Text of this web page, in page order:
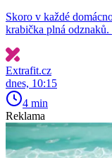
Skoro v každé
krabička plná
Extrafit.cz
dnes, 10:15
4 min
Reklama